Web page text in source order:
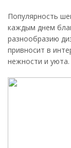
Популярность
каждым днем
разнообразию
привносит в
нежности и уюта.